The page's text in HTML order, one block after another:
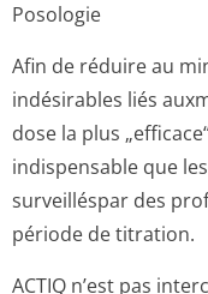
Posologie
Afin de réduire au
indésirables liés
dose la plus
indispensable que
surveilléspar des
période de titration.
ACTIQ n’est pas